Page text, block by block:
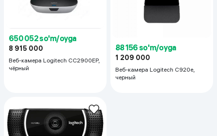
650 052 so'm/oyga
8 915 000
Веб-камера Logitech CC2900EP,
чёрный
88 156 so'm/oyga
1 209 000
Веб-камера Logitech C920e,
черный